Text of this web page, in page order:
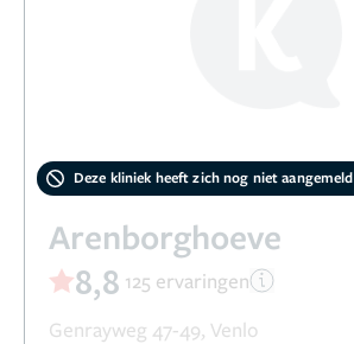
Deze kliniek heeft zich nog niet aangemeld
Arenborghoeve
8,8 125 ervaringen
Genrayweg 47-49, Venlo